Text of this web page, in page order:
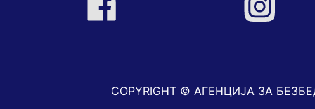
COPYRIGHT © АГЕНЦИЈА ЗА